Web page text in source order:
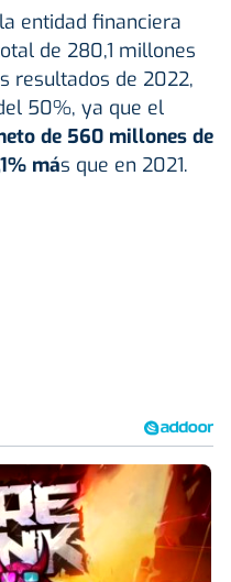
entidad financiera
de 280,1 millones
resultados de 2022,
50%, ya que el
de 560 millones de
más que en 2021.